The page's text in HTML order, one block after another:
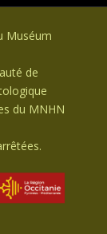
Muséum
de
du MNHN